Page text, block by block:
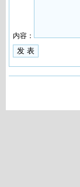
内容：